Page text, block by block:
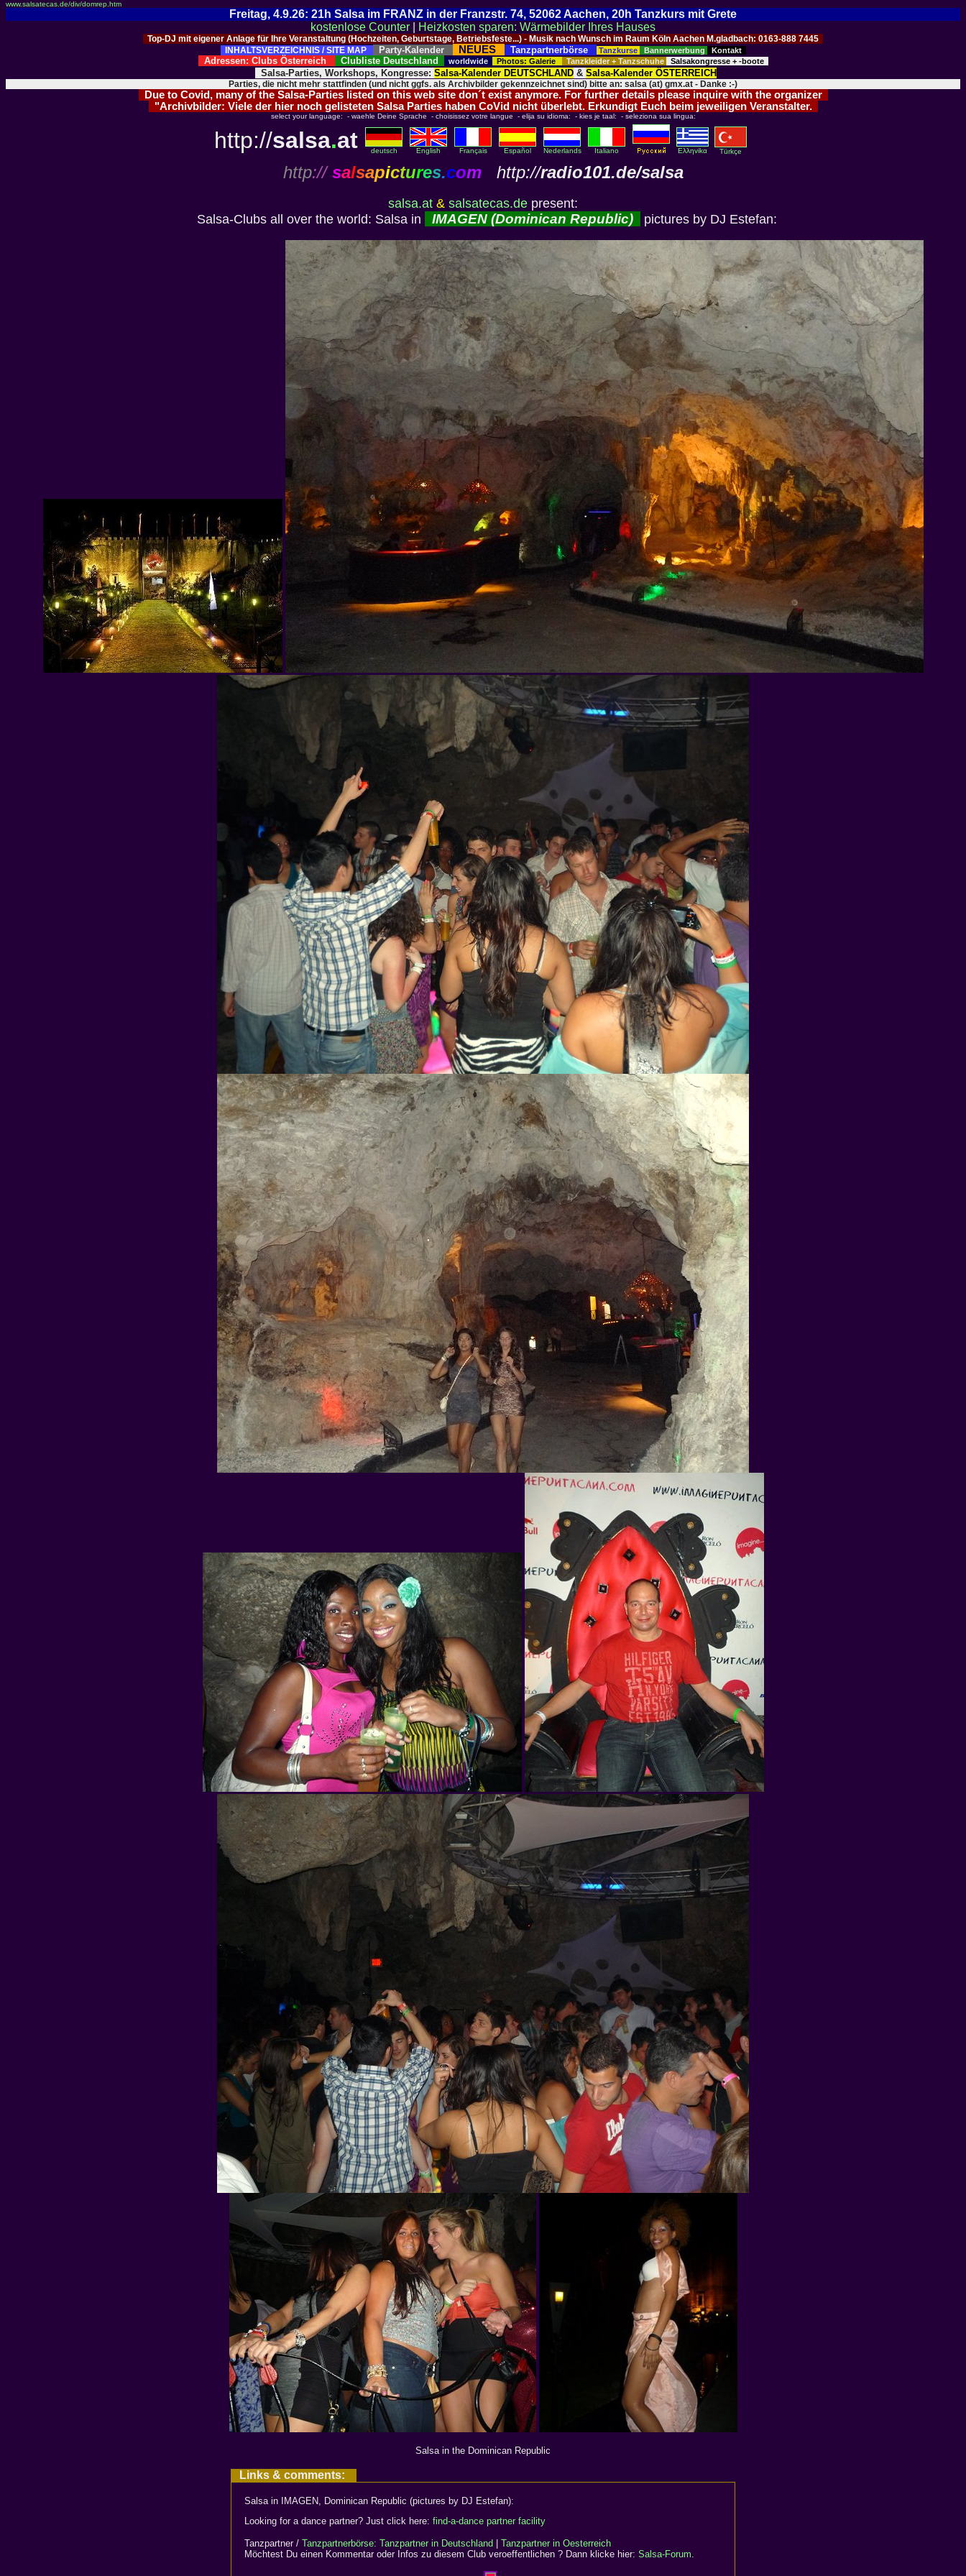
www.salsatecas.de/div/domrep.htm
Freitag, 4.9.26: 21h Salsa im FRANZ in der Franzstr. 74, 52062 Aachen, 20h Tanzkurs mit Grete
kostenlose Counter
Heizkosten sparen: Wärmebilder Ihres Hauses
Top-DJ mit eigener Anlage für Ihre Veranstaltung (Hochzeiten, Geburtstage, Betriebsfeste...) - Musik nach Wunsch im Raum Köln Aachen M.gladbach: 0163-888 7445
INHALTSVERZEICHNIS / SITE MAP
Party-Kalender NEUES Tanzpartnerbörse Tanzkurse Bannerwerbung Kontakt
Adressen: Clubs Österreich Clubliste Deutschland worldwide Photos: Galerie Tanzkleider + Tanzschuhe Salsakongresse + -boote
Salsa-Parties, Workshops, Kongresse: Salsa-Kalender DEUTSCHLAND & Salsa-Kalender ÖSTERREICH
Parties, die nicht mehr stattfinden (und nicht ggfs. als Archivbilder gekennzeichnet sind) bitte an: salsa (at) gmx.at - Danke :-)
Due to Covid, many of the Salsa-Parties listed on this web site don´t exist anymore. For further details please inquire with the organizer
"Archivbilder: Viele der hier noch gelisteten Salsa Parties haben CoVid nicht überlebt. Erkundigt Euch beim jeweiligen Veranstalter.
select your language: - waehle Deine Sprache - choisissez votre langue - elija su idioma: - kies je taal: - seleziona sua lingua:
http://salsa.at deutsch English Français Español Nederlands Italiano Eλληvikα Türkçe
http:// salsapictures.com http://radio101.de/salsa
salsa.at & salsatecas.de present:
Salsa-Clubs all over the world: Salsa in
IMAGEN (Dominican Republic) pictures by DJ Estefan:
Salsa in the Dominican Republic
Links & comments:
Salsa in IMAGEN, Dominican Republic (pictures by DJ Estefan):
Looking for a dance partner? Just click here: find-a-dance partner facility
Tanzpartner / Tanzpartnerbörse: Tanzpartner in Deutschland
Tanzpartner in Oesterreich
Möchtest Du einen Kommentar oder Infos zu diesem Club veroeffentlichen ? Dann klicke hier: Salsa-Forum.